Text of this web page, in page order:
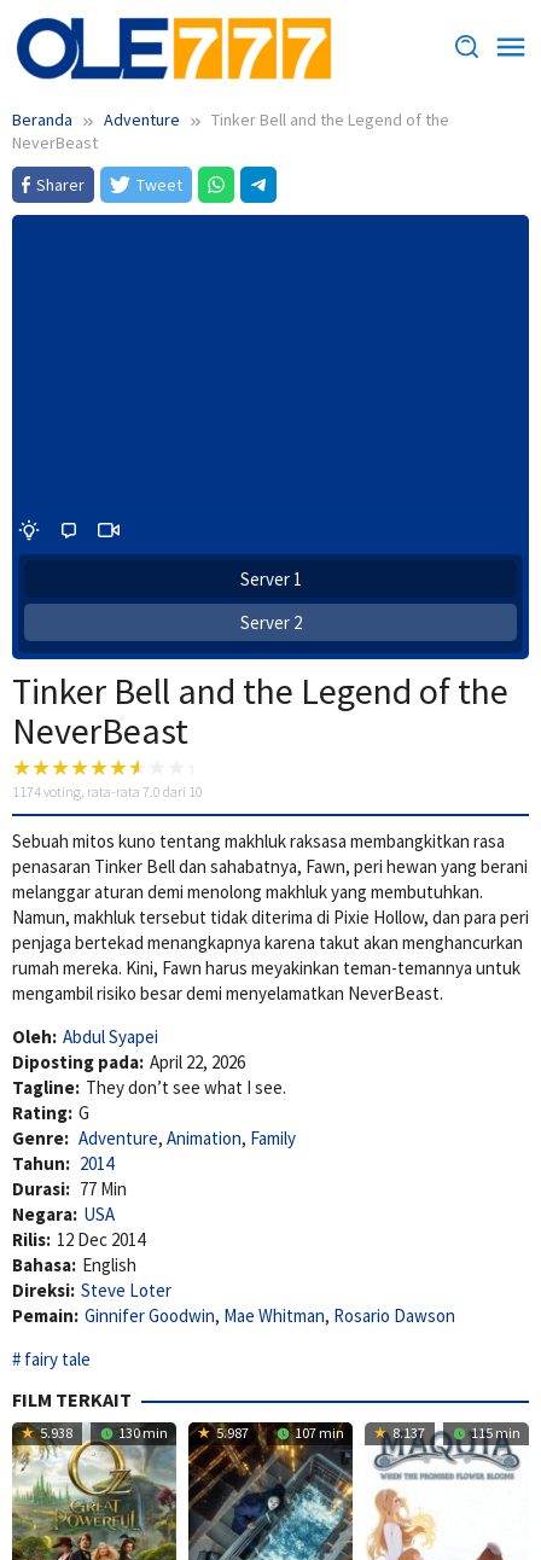
Loncat
ke
konten
Beranda Adventure
Tinker Bell and the Legend of the
NeverBeast
Sharer
Tweet
Server 1
Server 2
Tinker Bell and the Legend of the
NeverBeast
1174voting, rata-rata 7.0 dari 10
Sebuah mitos kuno tentang makhluk raksasa membangkitkan rasa
penasaran Tinker Bell dan sahabatnya, Fawn, peri hewan yang berani
melanggar aturan demi menolong makhluk yang membutuhkan.
Namun, makhluk tersebut tidak diterima di Pixie Hollow, dan para peri
penjaga bertekad menangkapnya karena takut akan menghancurkan
rumah mereka. Kini, Fawn harus meyakinkan teman-temannya untuk
mengambil risiko besar demi menyelamatkan NeverBeast.
Oleh: Abdul Syapei
Diposting pada: April 22, 2026
Tagline: They don’t see what I see.
Rating: G
Genre: Adventure, Animation, Family
Tahun: 2014
Durasi: 77 Min
Negara: USA
Rilis: 12 Dec 2014
Bahasa: English
Direksi: Steve Loter
Pemain: Ginnifer Goodwin, Mae Whitman, Rosario Dawson
fairy tale
FILM TERKAIT
5.938 130 min 5.987 107 min 8.137 115 min